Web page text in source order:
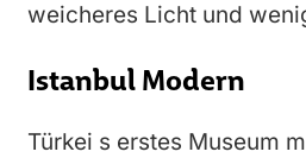
weicheres Licht und
Istanbul Modern
Türkei s erstes Museum